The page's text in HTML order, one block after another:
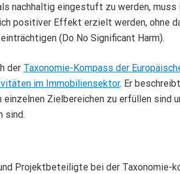
nachhaltig eingestuft zu werden, muss
positiver Effekt erzielt werden, ohne
(Do No Significant Harm).
der Taxonomie-Kompass der
im Immobiliensektor. Er
einzelnen Zielbereichen zu erfüllen sind
sind.
Projektbeteiligte bei der Taxonomie-